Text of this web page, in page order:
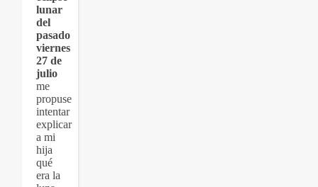
lunar
del
pasado
viernes
27 de
julio
me
propuse
intentar
explicar
a mi
hija
qué
era la